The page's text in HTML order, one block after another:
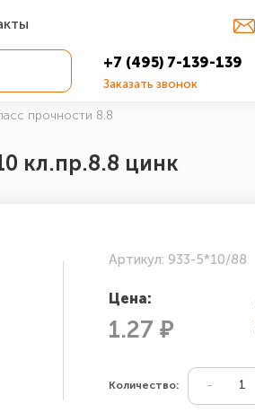
+7 (495) 7-139-139
Заказать звонок
прочности 8.8
кл.пр.8.8 цинк
Артикул: 933-5*10/88
Цена:
1.27 ₽
Количество: